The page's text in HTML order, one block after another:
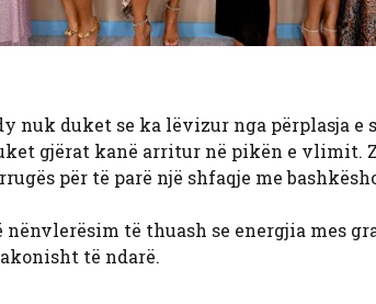
nuk duket se ka lëvizur nga përplasja e
gjërat kanë arritur në pikën e vlimit.
për të parë një shfaqje me
nënvlerësim të thuash se energjia mes
të ndarë.